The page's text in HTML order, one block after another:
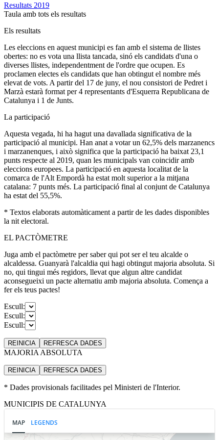
Resultats 2019
Taula amb tots els resultats
Els resultats
Les eleccions en aquest municipi es fan amb el sistema de llistes
obertes: no es vota una llista tancada, sinó els candidats d'una o
diverses llistes, independentment de l'ordre que ocupen. Es
proclamen electes els candidats que han obtingut el nombre més
elevat de vots. A partir del 17 de juny, el nou consistori de Pedret i
Marzà estarà format per 4 representants d'Esquerra Republicana de
Catalunya i 1 de Junts.
La participació
Aquesta vegada, hi ha hagut una davallada significativa de la
participació al municipi. Han anat a votar un 62,5% dels marzanencs
i marzanenques, i això significa que la participació ha baixat 23,1
punts respecte al 2019, quan les municipals van coincidir amb
eleccions europees. La participació en aquesta localitat de la
comarca de l'Alt Empordà ha estat molt superior a la mitjana
catalana: 7 punts més. La participació final al conjunt de Catalunya
ha estat del 55,5%.
* Textos elaborats automàticament a partir de les dades disponibles
la nit electoral.
EL PACTÒMETRE
Juga amb el pactòmetre per saber qui pot ser el teu alcalde o
alcaldessa. Guanyarà l'alcaldia qui hagi obtingut majoria absoluta. Si
no, qui tingui més regidors, llevat que algun altre candidat
aconsegueixi un pacte alternatiu amb majoria absoluta. Comença a
fer els teus pactes!
Escull:
Escull:
Escull:
REINICIA REFRESCA DADES
MAJORIA ABSOLUTA
REINICIA REFRESCA DADES
* Dades provisionals facilitades pel Ministeri de l'Interior.
MUNICIPIS DE CATALUNYA